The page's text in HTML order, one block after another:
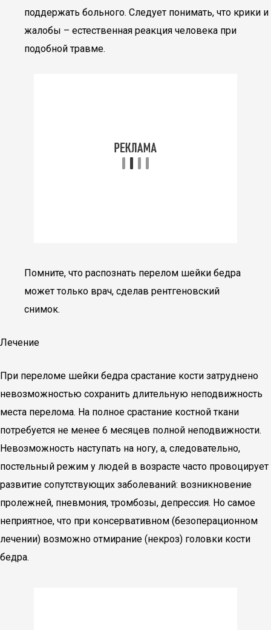
поддержать больного. Следует понимать, что крики и
жалобы – естественная реакция человека при
подобной травме.
Помните, что распознать перелом шейки бедра
может только врач, сделав рентгеновский
снимок.
Лечение
При переломе шейки бедра срастание кости затруднено
невозможностью сохранить длительную неподвижность
места перелома. На полное срастание костной ткани
потребуется не менее 6 месяцев полной неподвижности.
Невозможность наступать на ногу, а, следовательно,
постельный режим у людей в возрасте часто провоцирует
развитие сопутствующих заболеваний: возникновение
пролежней, пневмония, тромбозы, депрессия. Но самое
неприятное, что при консервативном (безоперационном
лечении) возможно отмирание (некроз) головки кости
бедра.